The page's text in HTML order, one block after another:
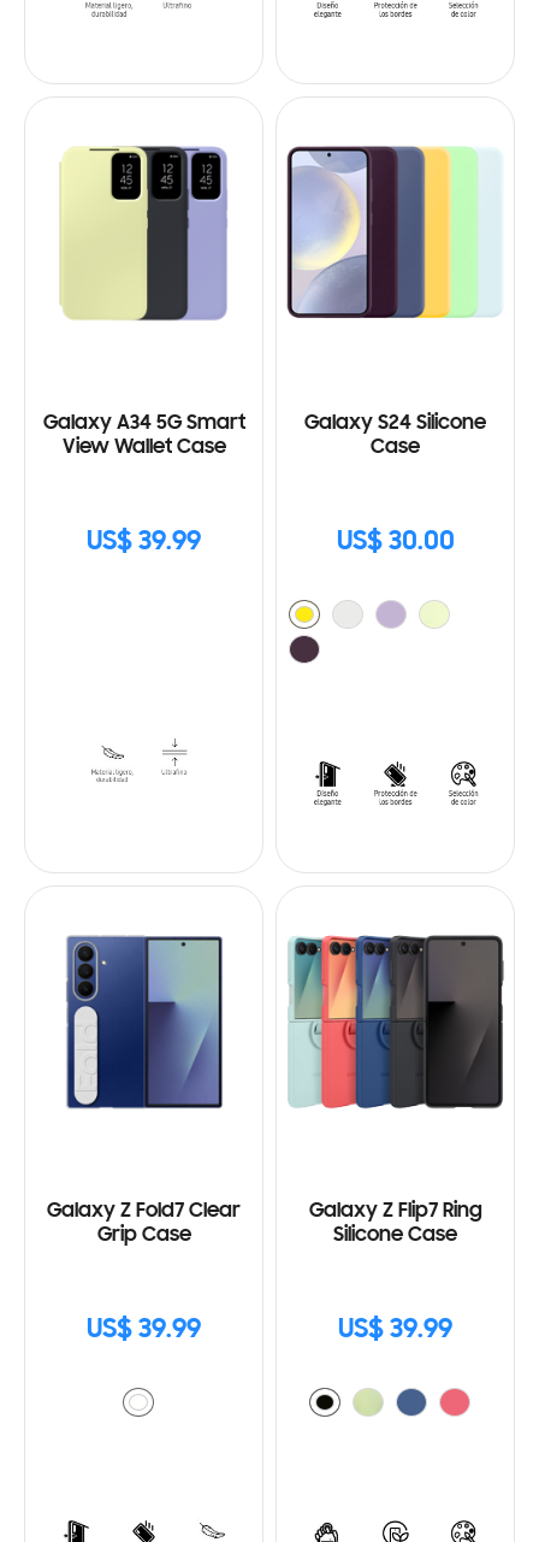
Galaxy A34 5G Smart
View Wallet Case
US$ 39.99
Galaxy S24 Silicone
Case
US$ 30.00
Galaxy Z Fold7 Clear
Grip Case
US$ 39.99
Galaxy Z Flip7 Ring
Silicone Case
US$ 39.99